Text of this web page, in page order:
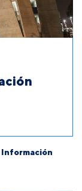
Información